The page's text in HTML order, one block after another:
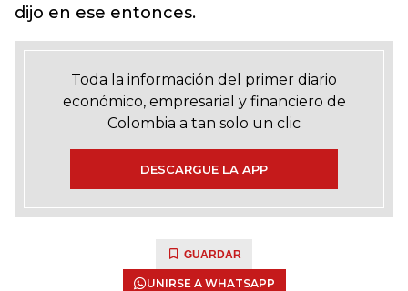
dijo en ese entonces.
Toda la información del primer diario
económico, empresarial y financiero de
Colombia a tan solo un clic
DESCARGUE LA APP
GUARDAR
UNIRSE A WHATSAPP